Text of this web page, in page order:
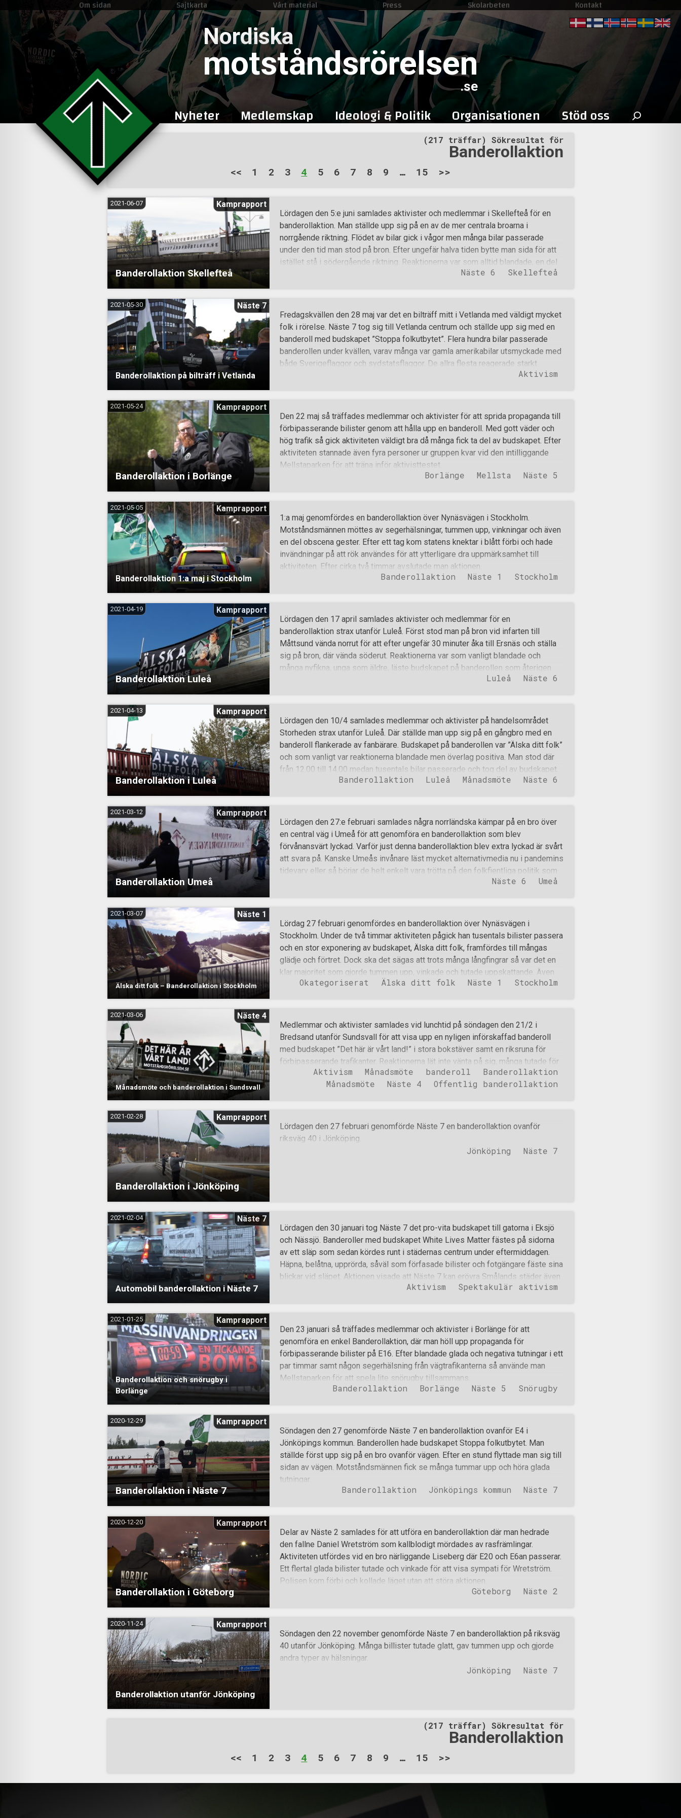
to
content
Om sidan Sajtkarta Vårt material Press Skolarbeten Kontakt
Nordiska
motståndsrörelsen
.se
Nyheter Medlemskap Ideologi & Politik Organisationen Stöd oss Sök
efter:
(217 träffar) Sökresultat för
Banderollaktion
Sidnumrering
för
inlägg
<< 1 2 3 4 5 6 7 8 9 … 15 >>
Banderollaktion Skellefteå
2021-06-07
Kamprapport
Lördagen den 5:e juni samlades aktivister och medlemmar i Skellefteå för en
banderollaktion. Man ställde upp sig på en av de mer centrala broarna i
norrgående riktning. Flödet av bilar gick i vågor men många bilar passerade
under den tid man stod på bron. Efter ungefär halva tiden bytte man sida för att
istället stå i södergående riktning. Reaktionerna var som alltid blandade, en del
negativa men överlag mest positiva. Inga meningsmotståndare vågade dock
för att åka till månadsmötet som skulle hållas strax utanför Skellefteå.
Ytterligare en lyckad dag i Tyrrunans tecken i Näste 6!
Näste 6 Skellefteå
Banderollaktion på bilträff i Vetlanda
2021-05-30
Näste 7
Fredagskvällen den 28 maj var det en bilträff mitt i Vetlanda med väldigt mycket
folk i rörelse. Näste 7 tog sig till Vetlanda centrum och ställde upp sig med en
banderoll med budskapet ”Stoppa folkutbytet”. Flera hundra bilar passerade
banderollen under kvällen, varav många var gamla amerikabilar utsmyckade med
både Sverigeflaggor och sydstatsflaggor. De allra flesta reagerade starkt
positivt på banderollen och mötte motståndsmännen med allt från tummar upp
kom fram för att prata med och ställa frågor till motståndsmännen. De flesta var
Sverigevänner som var trötta på mångkulturen och som sympatiserade med
mycket av Motståndsrörelsens politik, men som för det mesta beklagade sig
över allt från hur orättvist det är att illegala utlänningar har gratis tandvård till att
invandrare får gå före i bostadsköerna. Akt
Aktivism
Banderollaktion i Borlänge
2021-05-24
Kamprapport
Den 22 maj så träffades medlemmar och aktivister för att sprida propaganda till
förbipasserande bilister genom att hålla upp en banderoll. Med gott väder och
hög trafik så gick aktiviteten väldigt bra då många fick ta del av budskapet. Efter
aktiviteten stannade även fyra personer ur gruppen kvar vid den intilliggande
Mellstaparken för att träna inför aktivisttestet.
Borlänge Mellsta Näste 5
Banderollaktion 1:a maj i Stockholm
2021-05-05
Kamprapport
1:a maj genomfördes en banderollaktion över Nynäsvägen i Stockholm.
Motståndsmännen möttes av segerhälsningar, tummen upp, vinkningar och även
en del obscena gester. Efter ett tag kom statens knektar i blått förbi och hade
invändningar på att rök användes för att ytterligare dra uppmärksamhet till
aktiviteten. Efter cirka två timmar avslutade man aktionen.
Banderollaktion Näste 1 Stockholm
Banderollaktion Luleå
2021-04-19
Kamprapport
Lördagen den 17 april samlades aktivister och medlemmar för en
banderollaktion strax utanför Luleå. Först stod man på bron vid infarten till
Måttsund vända norrut för att efter ungefär 30 minuter åka till Ersnäs och ställa
sig på bron, där vända söderut. Reaktionerna var som vanligt blandade och
många nyfikna, unga som äldre, läste budskapet på banderollen som återigen
var ”Älska ditt folk!”. Man passade även på att rensa den svenska naturen från
Luleå Näste 6
Banderollaktion i Luleå
2021-04-13
Kamprapport
Lördagen den 10/4 samlades medlemmar och aktivister på handelsområdet
Storheden strax utanför Luleå. Där ställde man upp sig på en gångbro med en
banderoll flankerade av fanbärare. Budskapet på banderollen var ”Älska ditt folk”
och som vanligt var reaktionerna blandade men överlag positiva. Man stod där
från 12.00 till 14.00 medan tusentals bilar passerade och tog del av budskapet.
Efter drygt halva tiden dök systemets blåklädda knektar upp och ställde onödiga
eftersom ingenting olagligt skedde från aktivisternas sida. Därefter åkte man till
ett gemensamt månadsmöte med god mat och gemenskap. Kampen går vidare i
Norrbotten!
Banderollaktion Luleå Månadsmöte Näste 6
Banderollaktion Umeå
2021-03-12
Kamprapport
Lördagen den 27:e februari samlades några norrländska kämpar på en bro över
en central väg i Umeå för att genomföra en banderollaktion som blev
förvånansvärt lyckad. Varför just denna banderollaktion blev extra lyckad är svårt
att svara på. Kanske Umeås invånare läst mycket alternativmedia nu i pandemins
tidevarv eller så börjar de helt enkelt vara trötta på den folkfientliga politik som
förs i vårt land. Hur det än ligger till med anledningen till den lyckade aktionen
Näste 6 Umeå
Älska ditt folk – Banderollaktion i Stockholm
2021-03-07
Näste 1
Lördag 27 februari genomfördes en banderollaktion över Nynäsvägen i
Stockholm. Under de två timmar aktiviteten pågick han tusentals bilister passera
och en stor exponering av budskapet, Älska ditt folk, framfördes till mångas
glädje och förtret. Dock ska det sägas att trots många långfingrar så var det en
klar majoritet som gjorde tummen upp, vinkade och tutade uppskattande. Även
ett och annat Hell seger och White power ropades av förbipasserande och en
brydde sig nämnvärt om varken budskap eller vilka deltagarna var, utan deras
uttryckliga uppgift var att se till att gällande coronarestriktioner efterföljdes på
plats, då det kunde ses som en åsiktsyttring och då får man enligt staten inte
vara fler än fyra.Men som laglydiga medborgare i Nordiska motståndsrörelsen
så efterföljdes dessa restriktioner just för att staten in
Okategoriserat Älska ditt folk Näste 1 Stockholm
Månadsmöte och banderollaktion i Sundsvall
2021-03-06
Näste 4
Medlemmar och aktivister samlades vid lunchtid på söndagen den 21/2 i
Bredsand utanför Sundsvall för att visa upp en nyligen införskaffad banderoll
med budskapet ”Det här är vårt land!” i stora bokstäver samt en riksruna för
förbipasserande trafikanter. Reaktionerna lät inte vänta på sig, många tutade för
att visa sin uppskattning – eller sitt missnöje. Man såg ofta en tumme upp eller
ett långfinger som följde biltutorna. På plats med fanor och ett tydligt budskap.
skyldiga till något brottsligt. Aktionen pågick drygt två timmar innan man
packade ihop och begav sig iväg för att äta gemensamt och hålla månadsmöte.
När alla punkter på dagsagendan var avklarade passade man på att ringa
Motståndsrörelsens äldsta veteran Vera Oredsson, som fyllde 93, och sjöng
Aktivism Månadsmöte banderoll
Banderollaktion
Månadsmöte
Näste 4 Offentlig banderollaktion
Banderollaktion i Jönköping
2021-02-28
Kamprapport
Lördagen den 27 februari genomförde Näste 7 en banderollaktion ovanför
riksväg 40 i Jönköping.
Jönköping Näste 7
Automobil banderollaktion i Näste 7
2021-02-04
Näste 7
Lördagen den 30 januari tog Näste 7 det pro-vita budskapet till gatorna i Eksjö
och Nässjö. Banderoller med budskapet White Lives Matter fästes på sidorna
av ett släp som sedan kördes runt i städernas centrum under eftermiddagen.
Häpna, belåtna, upprörda, såväl som förfasade bilister och fotgängare fäste sina
blickar vid släpet. Aktionen visade att Näste 7 kan erövra Smålands städer även
i tider av förbud och restriktioner på mötesfriheten.
Aktivism Spektakulär aktivism
Banderollaktion och snörugby i
Borlänge
2021-01-25
Kamprapport
Den 23 januari så träffades medlemmar och aktivister i Borlänge för att
genomföra en enkel Banderollaktion, där man höll upp propaganda för
förbipasserande bilister på E16. Efter blandade glada och negativa tutningar i ett
par timmar samt någon segerhälsning från vägtrafikanterna så använde man
Mellstaparken för att spela lite snörugby tillsammans.
Banderollaktion Borlänge Näste 5 Snörugby
Banderollaktion i Näste 7
2020-12-29
Kamprapport
Söndagen den 27 genomförde Näste 7 en banderollaktion ovanför E4 i
Jönköpings kommun. Banderollen hade budskapet Stoppa folkutbytet. Man
ställde först upp sig på en bro ovanför vägen. Efter en stund flyttade man sig till
sidan av vägen. Motståndsmännen fick se många tummar upp och höra glada
tutningar.
Banderollaktion Jönköpings kommun Näste 7
Banderollaktion i Göteborg
2020-12-20
Kamprapport
Delar av Näste 2 samlades för att utföra en banderollaktion där man hedrade
den fallne Daniel Wretström som kallblodigt mördades av rasfrämlingar.
Aktiviteten utfördes vid en bro närliggande Liseberg där E20 och E6an passerar.
Ett flertal glada bilister tutade och vinkade för att visa sympati för Wretström.
Polisen kom förbi och kollade läget utan att störa aktionen.
Göteborg Näste 2
Banderollaktion utanför Jönköping
2020-11-24
Kamprapport
Söndagen den 22 november genomförde Näste 7 en banderollaktion på riksväg
40 utanför Jönköping. Många billister tutade glatt, gav tummen upp och gjorde
andra typer av hälsningar.
Jönköping Näste 7
(217 träffar) Sökresultat för
Banderollaktion
inlägg
<< 1 2 3 4 5 6 7 8 9 … 15 >>